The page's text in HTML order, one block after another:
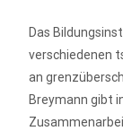
Das
verschiedenen
an
Breymann gibt